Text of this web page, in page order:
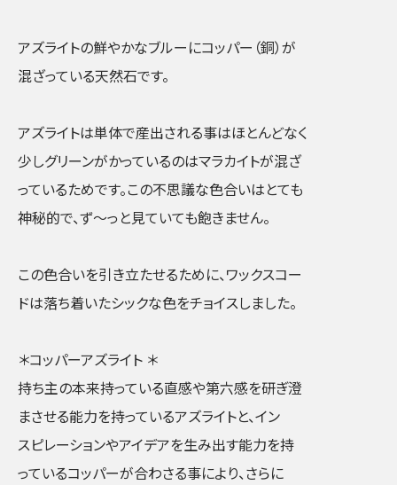
アズライトの鮮やかなブルーにコッパー（銅）が
混ざっている天然石です。
アズライトは単体で産出される事はほとんどなく
少しグリーンがかっているのはマラカイトが混ざ
っているためです。この不思議な色合いはとても
神秘的で、ず〜っと見ていても飽きません。
この色合いを引き立たせるために、ワックスコー
ドは落ち着いたシックな色をチョイスしました。
＊コッパーアズライト ＊
持ち主の本来持っている直感や第六感を研ぎ澄
まさせる能力を持っているアズライトと、イン
スピレーションやアイデアを生み出す能力を持
っているコッパーが合わさる事により、さらに